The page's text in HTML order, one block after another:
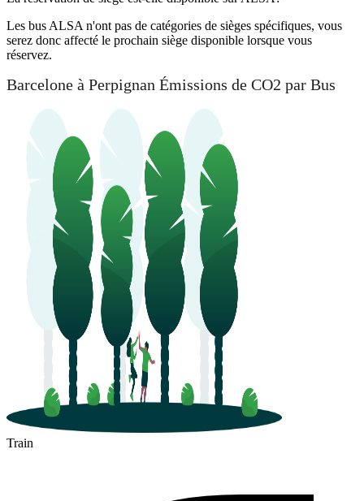
Les bus ALSA n'ont pas de catégories de sièges spécifiques, vous
serez donc affecté le prochain siège disponible lorsque vous
réservez.
Barcelone à Perpignan Émissions de CO2 par Bus
Train